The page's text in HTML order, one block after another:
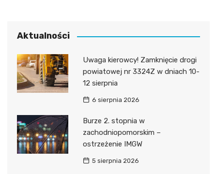
Aktualności
Uwaga kierowcy! Zamknięcie drogi
powiatowej nr 3324Z w dniach 10-
12 sierpnia
6 sierpnia 2026
Burze 2. stopnia w
zachodniopomorskim –
ostrzeżenie IMGW
5 sierpnia 2026